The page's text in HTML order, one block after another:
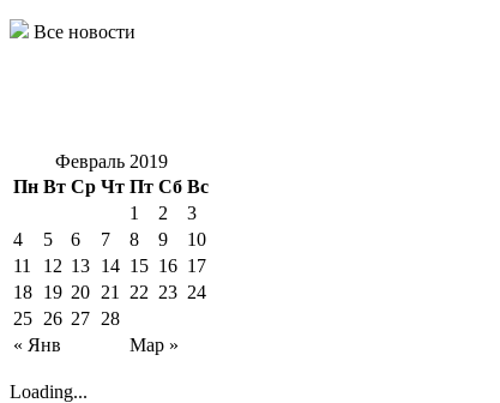
Все новости
Февраль 2019
Пн Вт Ср Чт Пт Сб Вс
« Янв Мар »
1 2
3
4
5 6 7 8 9
10
11
12 13 14 15 16 17
18 19 20 21 22 23 24
25 26 27 28
Loading...